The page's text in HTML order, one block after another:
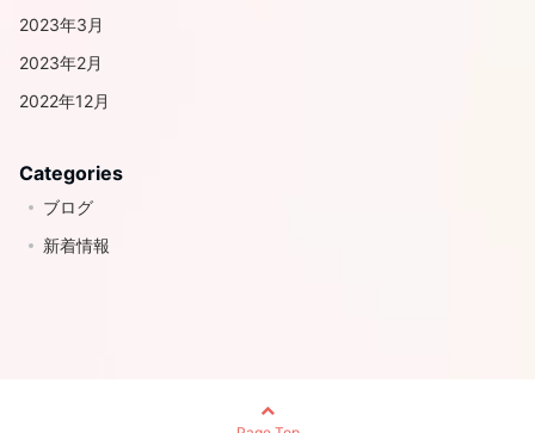
2023年3月
2023年2月
2022年12月
Categories
ブログ
新着情報